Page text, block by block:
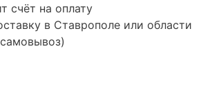
счёт на оплату
в Ставрополе или области